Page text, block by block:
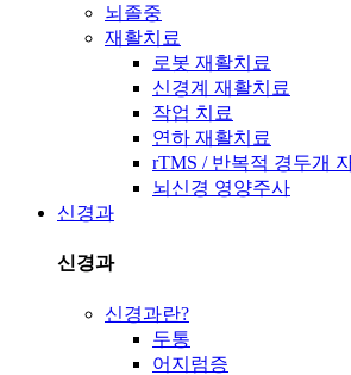
뇌졸중
재활치료
로봇 재활치료
신경계 재활치료
작업 치료
연하 재활치료
rTMS / 반복적 경두개
뇌신경 영양주사
신경과
신경과
신경과란?
두통
어지럼증